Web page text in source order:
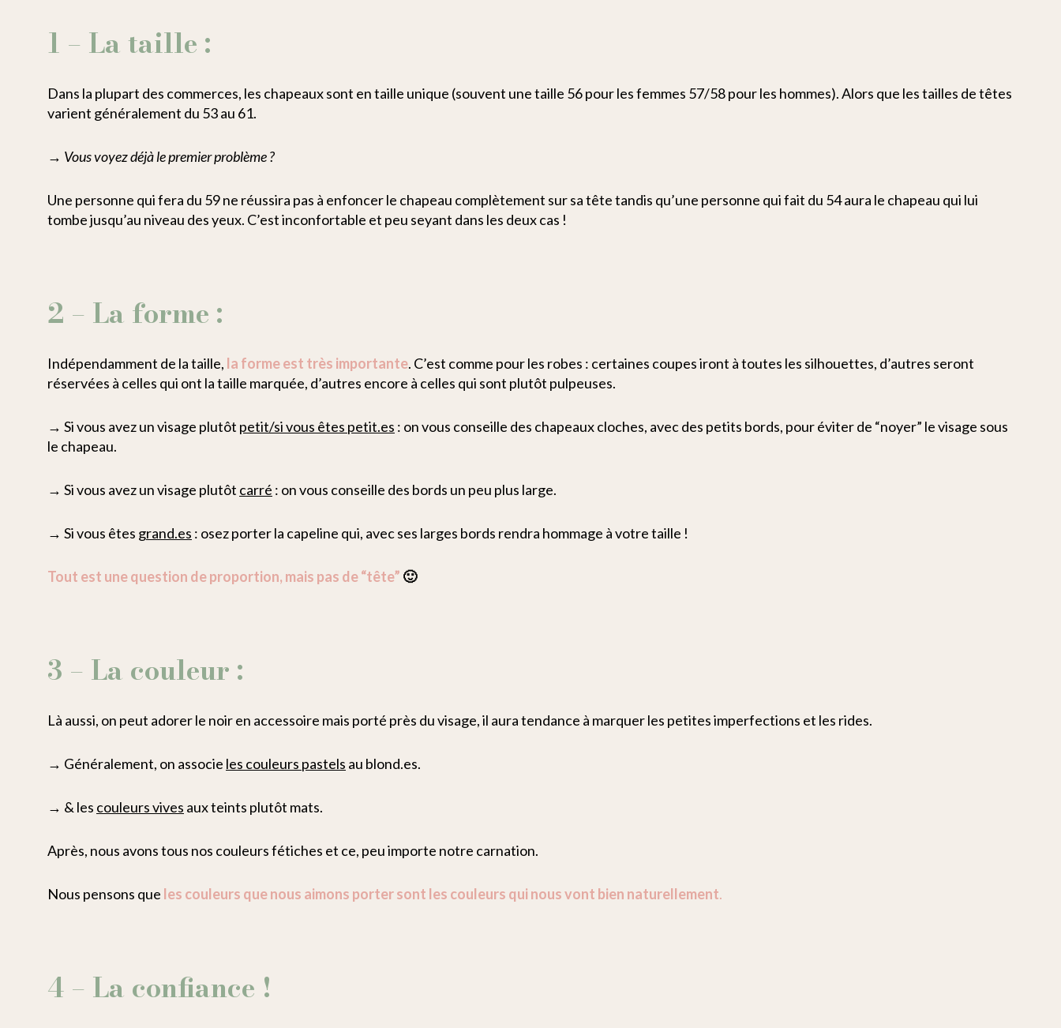
1 – La taille :
Dans la plupart des commerces, les chapeaux sont en taille unique (souvent une taille 56 pour les femmes 57/58 pour les hommes). Alors que les tailles de têtes
varient généralement du 53 au 61.
→ Vous voyez déjà le premier problème ?
Une personne qui fera du 59 ne réussira pas à enfoncer le chapeau complètement sur sa tête tandis qu’une personne qui fait du 54 aura le chapeau qui lui
tombe jusqu’au niveau des yeux. C’est inconfortable et peu seyant dans les deux cas !
2 – La forme :
Indépendamment de la taille, la forme est très importante. C’est comme pour les robes : certaines coupes iront à toutes les silhouettes, d’autres seront
réservées à celles qui ont la taille marquée, d’autres encore à celles qui sont plutôt pulpeuses.
→ Si vous avez un visage plutôt petit/si vous êtes petit.es : on vous conseille des chapeaux cloches, avec des petits bords, pour éviter de “noyer” le visage sous
le chapeau.
→ Si vous avez un visage plutôt carré : on vous conseille des bords un peu plus large.
→ Si vous êtes grand.es : osez porter la capeline qui, avec ses larges bords rendra hommage à votre taille !
Tout est une question de proportion, mais pas de “tête” 🙂
3 – La couleur :
Là aussi, on peut adorer le noir en accessoire mais porté près du visage, il aura tendance à marquer les petites imperfections et les rides.
→ Généralement, on associe les couleurs pastels au blond.es.
→ & les couleurs vives aux teints plutôt mats.
Après, nous avons tous nos couleurs fétiches et ce, peu importe notre carnation.
Nous pensons que les couleurs que nous aimons porter sont les couleurs qui nous vont bien naturellement.
4 – La confiance !